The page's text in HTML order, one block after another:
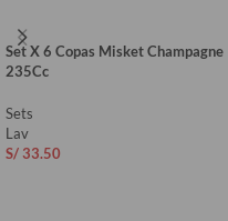
Set X 6 Copas Misket Champagne
235Cc
Sets
Lav
S/ 33.50